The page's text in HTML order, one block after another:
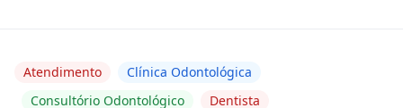
Atendimento
Clínica Odontológica
Consultório Odontológico
Dentista